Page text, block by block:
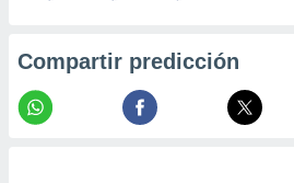
Compartir predicción